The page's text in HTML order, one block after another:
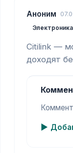
Аноним
Электроника
Citilink —
доходят